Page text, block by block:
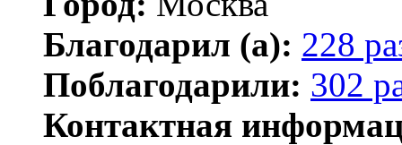
Благодарил (а): 228
Поблагодарили: 302
Контактная